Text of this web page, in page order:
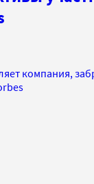
компания,